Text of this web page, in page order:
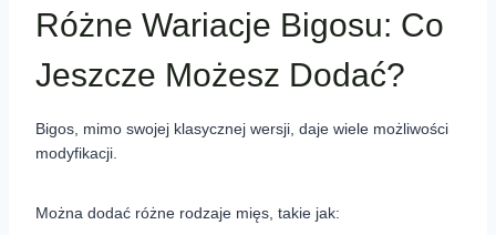
Różne Wariacje Bigosu: Co
Jeszcze Możesz Dodać?
Bigos, mimo swojej klasycznej wersji, daje wiele możliwości
modyfikacji.
Można dodać różne rodzaje mięs, takie jak: